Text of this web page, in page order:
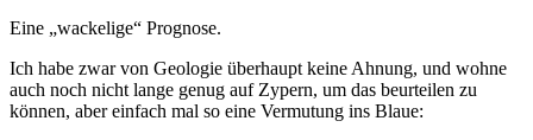
Eine „wackelige“ Prognose.
Ich habe zwar von Geologie überhaupt keine Ahnung, und wohne
auch noch nicht lange genug auf Zypern, um das beurteilen zu
können, aber einfach mal so eine Vermutung ins Blaue: